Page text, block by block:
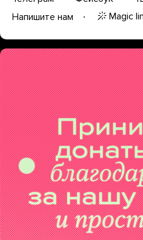
Напишите нам
Magic